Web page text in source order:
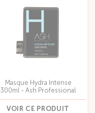
Masque Hydra Intense
300ml - Ash Professional
VOIR CE PRODUIT